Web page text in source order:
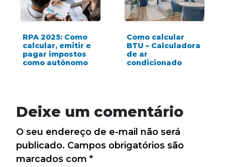
RPA 2025: Como
calcular, emitir e
pagar impostos
como autônomo
Como calcular
BTU – Calculadora
de ar
condicionado
Deixe um comentário
O seu endereço de e-mail não será
publicado. Campos obrigatórios são
marcados com *